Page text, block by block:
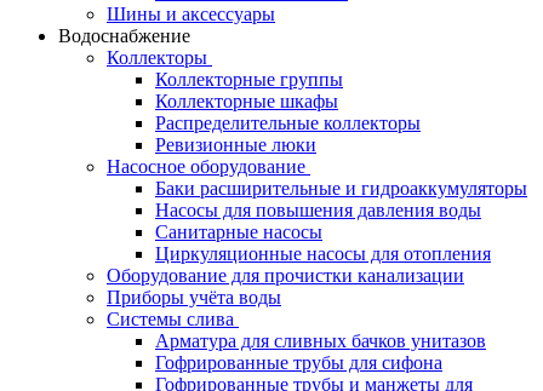
Шины и аксессуары
Водоснабжение
Коллекторы
Коллекторные группы
Коллекторные шкафы
Распределительные коллекторы
Ревизионные люки
Насосное оборудование
Баки расширительные и гидроаккумуляторы
Насосы для повышения давления воды
Санитарные насосы
Циркуляционные насосы для отопления
Оборудование для прочистки канализации
Приборы учёта воды
Системы слива
Арматура для сливных бачков унитазов
Гофрированные трубы для сифона
Гофрированные трубы и манжеты для